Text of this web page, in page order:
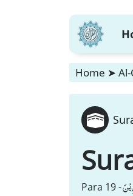
Home ➤
Para 19 -